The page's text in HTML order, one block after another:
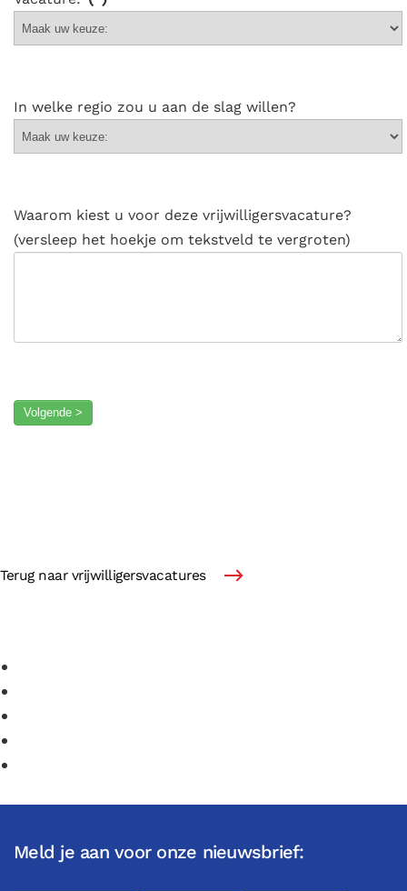
In welke regio zou u aan de slag willen?
Waarom kiest u voor deze vrijwilligersvacature?
(versleep het hoekje om tekstveld te vergroten)
Volgende >
Terug naar vrijwilligersvacatures
Meld je aan voor onze nieuwsbrief: